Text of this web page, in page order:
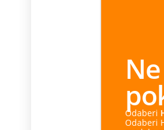
Ne
poklone!
HONOR 600 ili
Odaberi HONOR Magic 8